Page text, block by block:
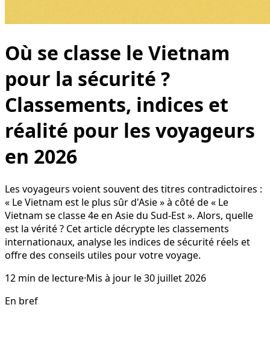
Où se classe le Vietnam
pour la sécurité ?
Classements, indices et
réalité pour les voyageurs
en 2026
Les voyageurs voient souvent des titres contradictoires :
« Le Vietnam est le plus sûr d'Asie » à côté de « Le
Vietnam se classe 4e en Asie du Sud-Est ». Alors, quelle
est la vérité ? Cet article décrypte les classements
internationaux, analyse les indices de sécurité réels et
offre des conseils utiles pour votre voyage.
12 min de lecture·Mis à jour le30 juillet 2026
En bref